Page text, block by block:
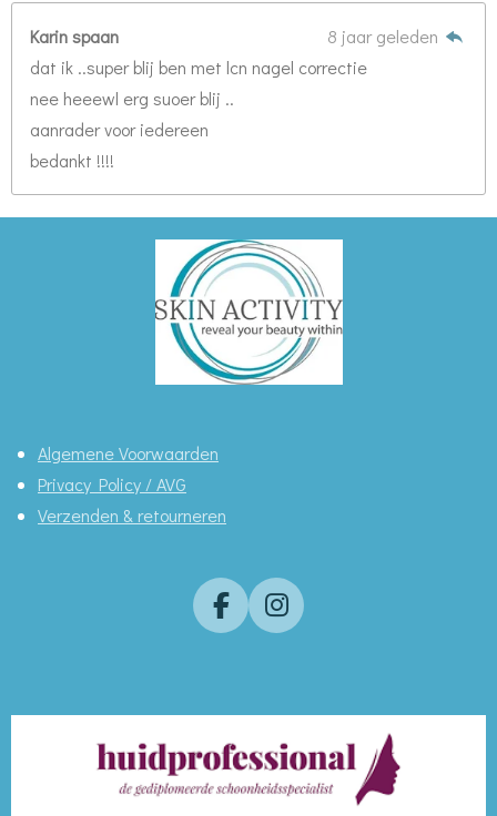
Karin spaan
8 jaar geleden
dat ik ..super blij ben met lcn nagel correctie
nee heeewl erg suoer blij ..
aanrader voor iedereen
bedankt !!!!
Algemene Voorwaarden
Privacy Policy / AVG
Verzenden & retourneren
F
b
o
o
k
I
a
g
r
a